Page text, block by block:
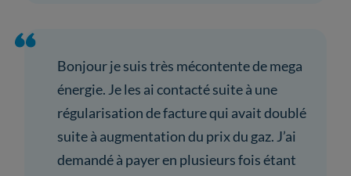
Bonjour je suis très mécontente de mega
énergie. Je les ai contacté suite à une
régularisation de facture qui avait doublé
suite à augmentation du prix du gaz. J’ai
demandé à payer en plusieurs fois étant